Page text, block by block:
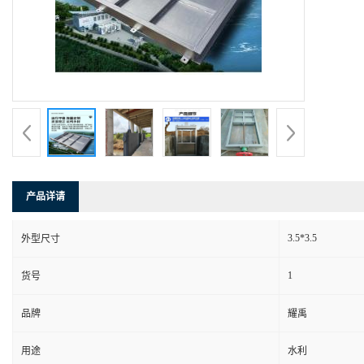
产品详请
外型尺寸 3.5*3.5
货号 1
品牌 耀禹
用途 水利